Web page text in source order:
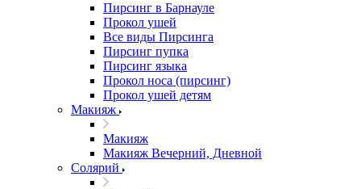
Пирсинг в Барнауле
Прокол ушей
Все виды Пирсинга
Пирсинг пупка
Пирсинг языка
Прокол носа (пирсинг)
Прокол ушей детям
Макияж
Макияж
Макияж Вечерний, Дневной
Солярий